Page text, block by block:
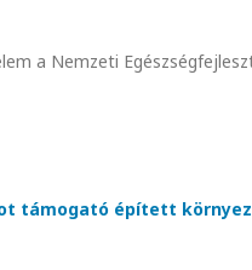
a Nemzeti
támogató épített